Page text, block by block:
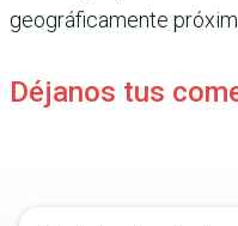
geográficamente
Déjanos tus